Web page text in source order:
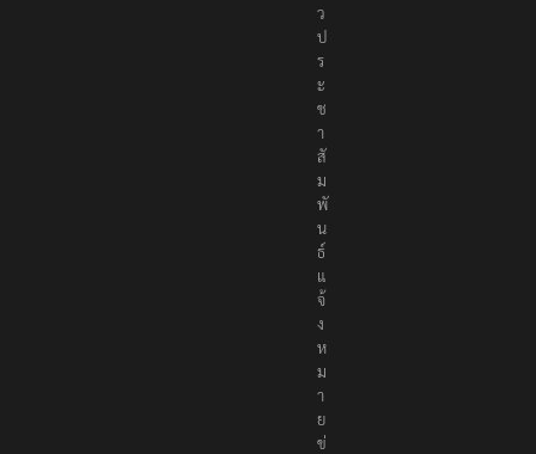
ว
ป
ร
ะ
ช
า
สั
ม
พั
น
ธ์
แ
จ้
ง
ห
ม
า
ย
ข่